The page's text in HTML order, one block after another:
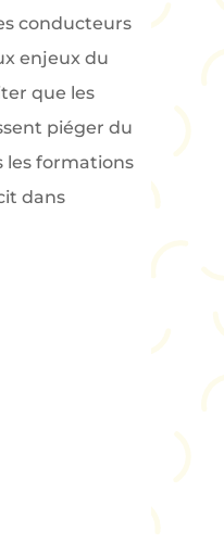
conducteurs
enjeux du
que les
piéger du
les formations
dans